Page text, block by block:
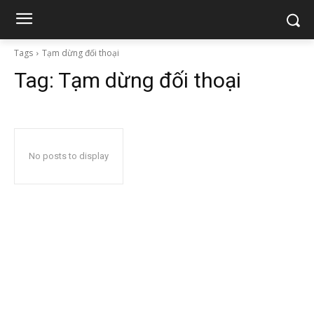
Tags Tạm dừng đối thoại
Tag: Tạm dừng đối thoại
No posts to display